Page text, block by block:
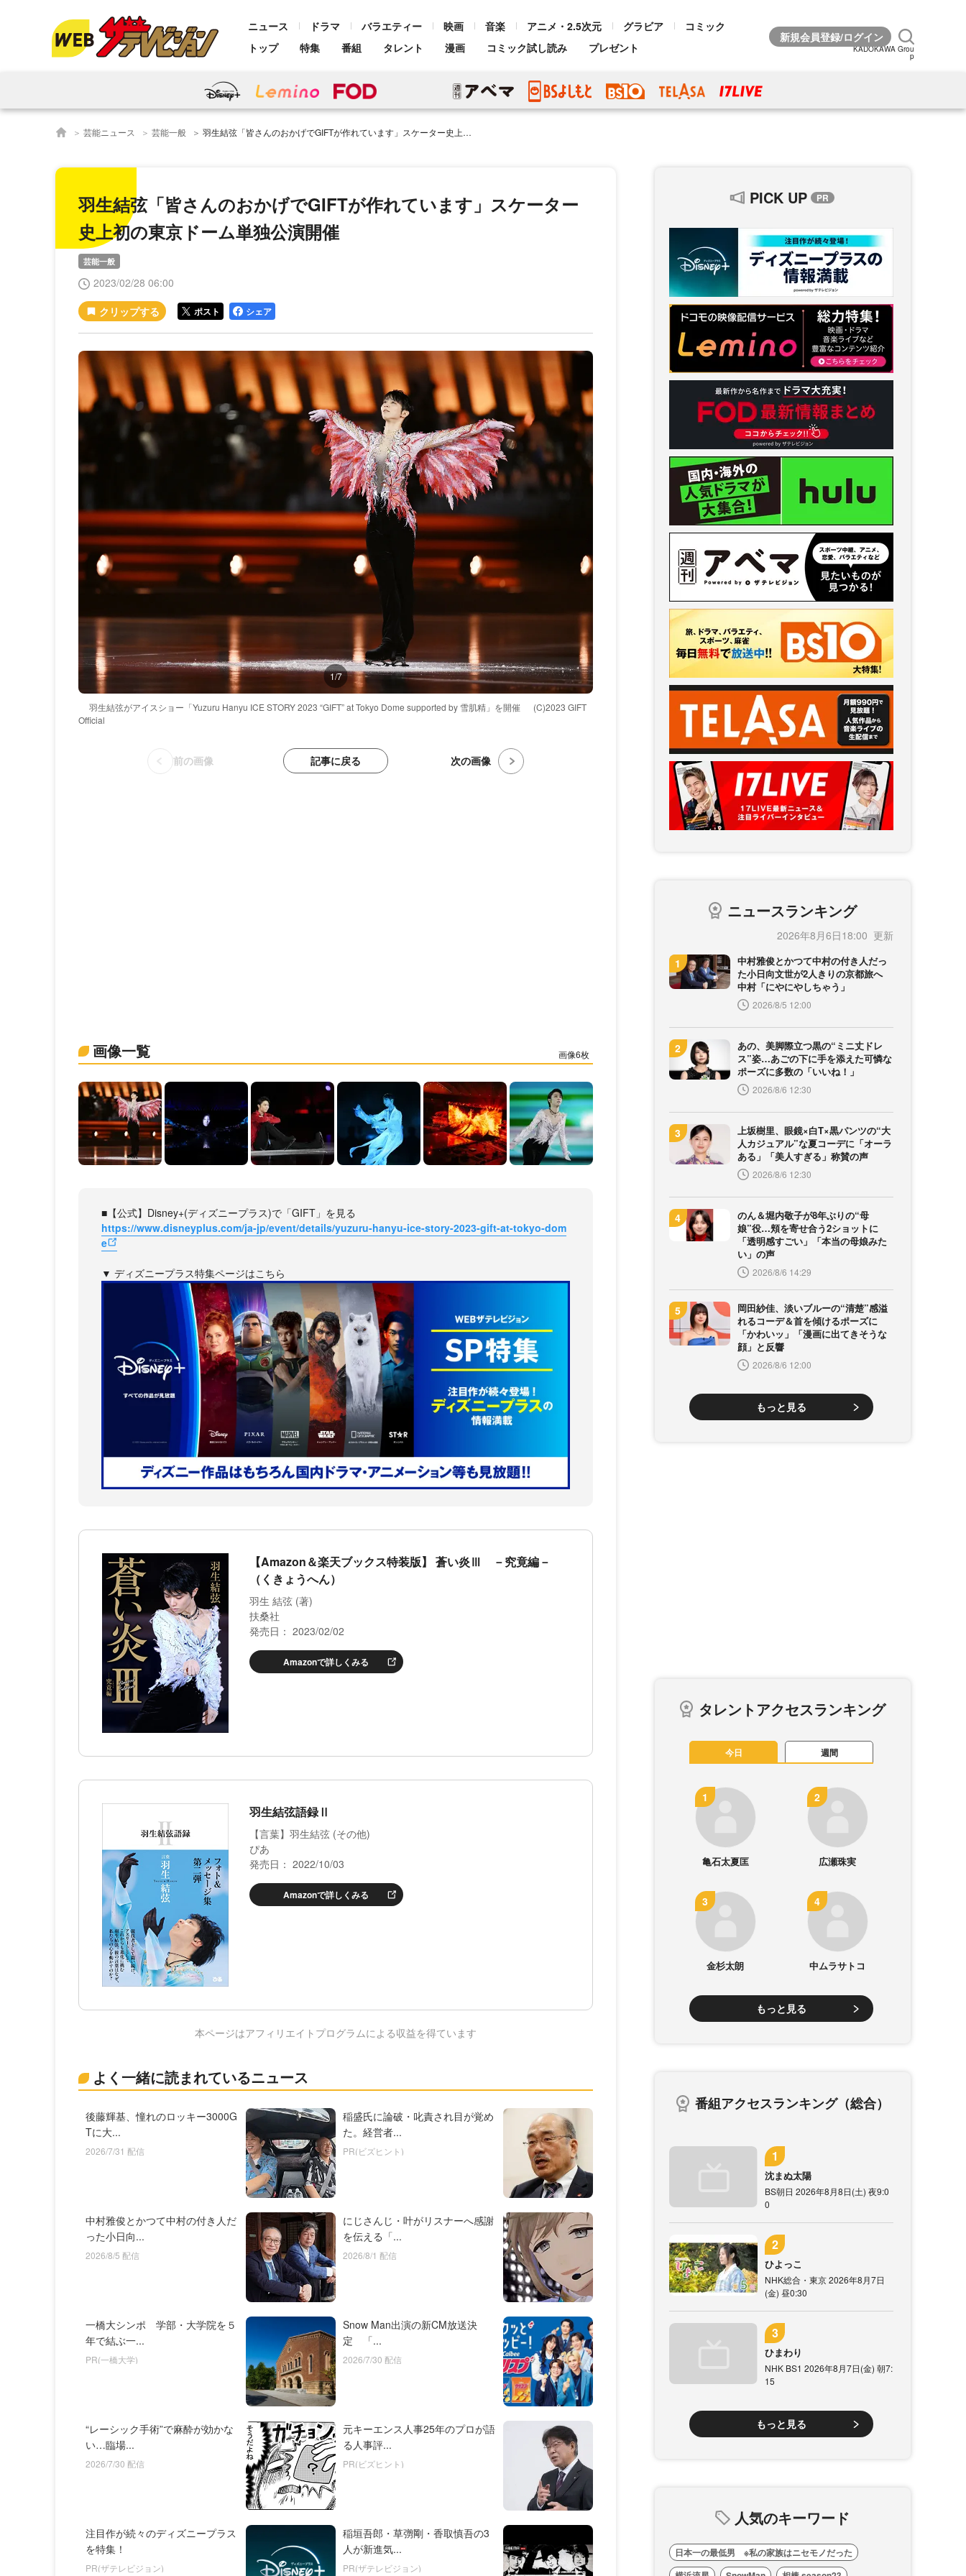
ニュース ドラマ バラエティー 映画 音楽 アニメ・2.5次元 グラビア
コミック
トップ
特集 番組 タレント 漫画 コミック試し読み プレゼント KADOKAWA Grou
p
芸能ニュース 芸能一般 羽生結弦「皆さんのおかげでGIFTが作れています」スケーター史上初の東京ドーム単独公演開催
羽生結弦「皆さんのおかげでGIFTが作れています」スケーター
史上初の東京ドーム単独公演開催
芸能一般
2023/02/28 06:00
ポスト シェア
1/7
羽生結弦がアイスショー「Yuzuru Hanyu ICE STORY 2023 “GIFT” at Tokyo Dome supported by 雪肌精」を開催
(C)2023 GIFT
Official
前の画像 記事に戻る 次の画像
画像一覧 6
■【公式】Disney+(ディズニープラス)で「GIFT」を見る
https://www.disneyplus.com/ja-jp/event/details/yuzuru-hanyu-ice-story-2023-gift-at-tokyo-dom
e
▼ ディズニープラス特集ページはこちら
【Amazon＆楽天ブックス特装版】 蒼い炎Ⅲ －究竟編－
（くきょうへん）
羽生 結弦 (著)
扶桑社
発売日： 2023/02/02
Amazonで詳しくみる
羽生結弦語録Ⅱ
【言葉】羽生結弦 (その他)
ぴあ
発売日： 2022/10/03
Amazonで詳しくみる
本ページはアフィリエイトプログラムによる収益を得ています
よく一緒に読まれているニュース
後藤輝基、憧れのロッキー3000G
Tに大...
2026/7/31 配信
稲盛氏に論破・叱責され目が覚め
た。経営者...
PR(ビズヒント)
中村雅俊とかつて中村の付き人だ
った小日向...
2026/8/5 配信
にじさんじ・叶がリスナーへ感謝
を伝える「...
2026/8/1 配信
一橋大シンポ 学部・大学院を５
年で結ぶ一...
PR(一橋大学)
Snow Man出演の新CM放送決
定 「...
2026/7/30 配信
“レーシック手術”で麻酔が効かな
い…臨場...
2026/7/30 配信
元キーエンス人事25年のプロが語
る人事評...
PR(ビズヒント)
注目作が続々のディズニープラス
を特集！
PR(ザテレビジョン)
稲垣吾郎・草彅剛・香取慎吾の3
人が新進気...
PR(ザテレビジョン)
PICK UP
ニュースランキング
2026年8月6日18:00
中村雅俊とかつて中村の付き人だっ
た小日向文世が2人きりの京都旅へ
中村「にやにやしちゃう」
2026/8/5 12:00
あの、美脚際立つ黒の“ミニ丈ドレ
ス”姿…あごの下に手を添えた可憐な
ポーズに多数の「いいね！」
2026/8/6 12:30
上坂樹里、眼鏡×白T×黒パンツの“大
人カジュアル”な夏コーデに「オーラ
ある」「美人すぎる」称賛の声
2026/8/6 12:30
のん＆堀内敬子が8年ぶりの“母
娘”役…頬を寄せ合う2ショットに
「透明感すごい」「本当の母娘みた
い」の声
2026/8/6 14:29
岡田紗佳、淡いブルーの“清楚”感溢
れるコーデ＆首を傾けるポーズに
「かわいッ」「漫画に出てきそうな
顔」と反響
2026/8/6 12:00
もっと見る
タレントアクセスランキング
今日 週間
亀石太夏匡 広瀬珠実
金杉太朗 中ムラサトコ
もっと見る
番組アクセスランキング（総合）
沈まぬ太陽
BS朝日 2026年8月8日(土) 夜9:0
0
ひよっこ
NHK総合・東京 2026年8月7日
(金) 昼0:30
ひまわり
NHK BS1 2026年8月7日(金) 朝7:
15
もっと見る
人気のキーワード
日本一の最低男 ※私の家族はニセモノだった